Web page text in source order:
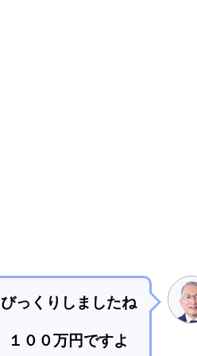
びっくりしましたね
１００万円ですよ